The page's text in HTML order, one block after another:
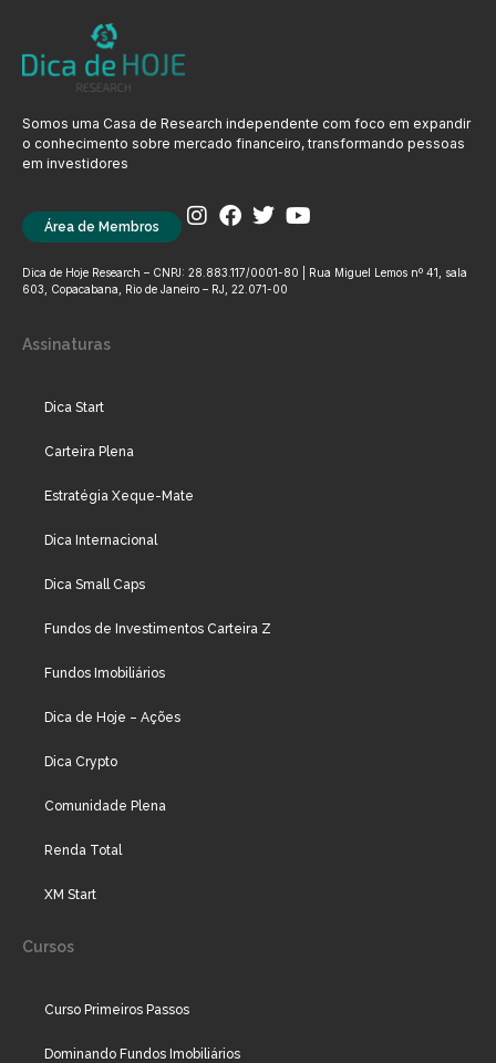
Somos uma Casa de Research independente com foco em expandir
o conhecimento sobre mercado financeiro, transformando pessoas
em investidores
Área de Membros
Dica de Hoje Research – CNPJ: 28.883.117/0001-80 | Rua Miguel Lemos nº 41, sala
603, Copacabana, Rio de Janeiro – RJ, 22.071-00
Assinaturas
Dica Start
Carteira Plena
Estratégia Xeque-Mate
Dica Internacional
Dica Small Caps
Fundos de Investimentos Carteira Z
Fundos Imobiliários
Dica de Hoje – Ações
Dica Crypto
Comunidade Plena
Renda Total
XM Start
Cursos
Curso Primeiros Passos
Dominando Fundos Imobiliários